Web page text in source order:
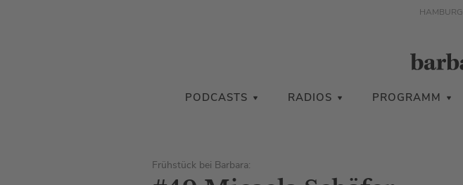
HAMBURG
PODCASTS RADIOS PROGRAMM
Frühstück bei Barbara: